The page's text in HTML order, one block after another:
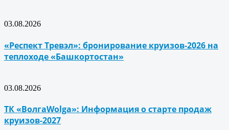
03.08.2026
«Респект Тревэл»: бронирование круизов-2026 на
теплоходе «Башкортостан»
03.08.2026
ТК «ВолгаWolga»: Информация о старте продаж
круизов-2027